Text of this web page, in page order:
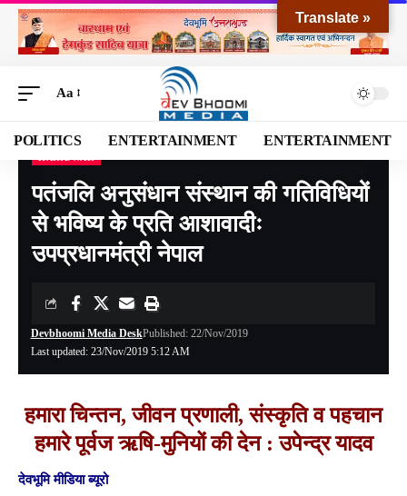
Aa
POLITICS ENTERTAINMENT ENTERTAINMENT
Devbhoomi Media>Blog>NATIONAL>UTTARAKHAND>HARIDWAR>
पतंजलि अनुसंधान संस्थान की गतिविधियों
से भविष्य के प्रति आशावादीः
उपप्रधानमंत्री नेपाल
Last updated: 23/Nov/2019 5:12 AM
Devbhoomi Media DeskPublished: 22/Nov/2019
हमारा चिन्तन, जीवन प्रणाली, संस्कृति व पहचान
हमारे पूर्वज ऋषि-मुनियों की देन : उपेन्द्र यादव
देवभूमि मीडिया ब्यूरो
Translate »